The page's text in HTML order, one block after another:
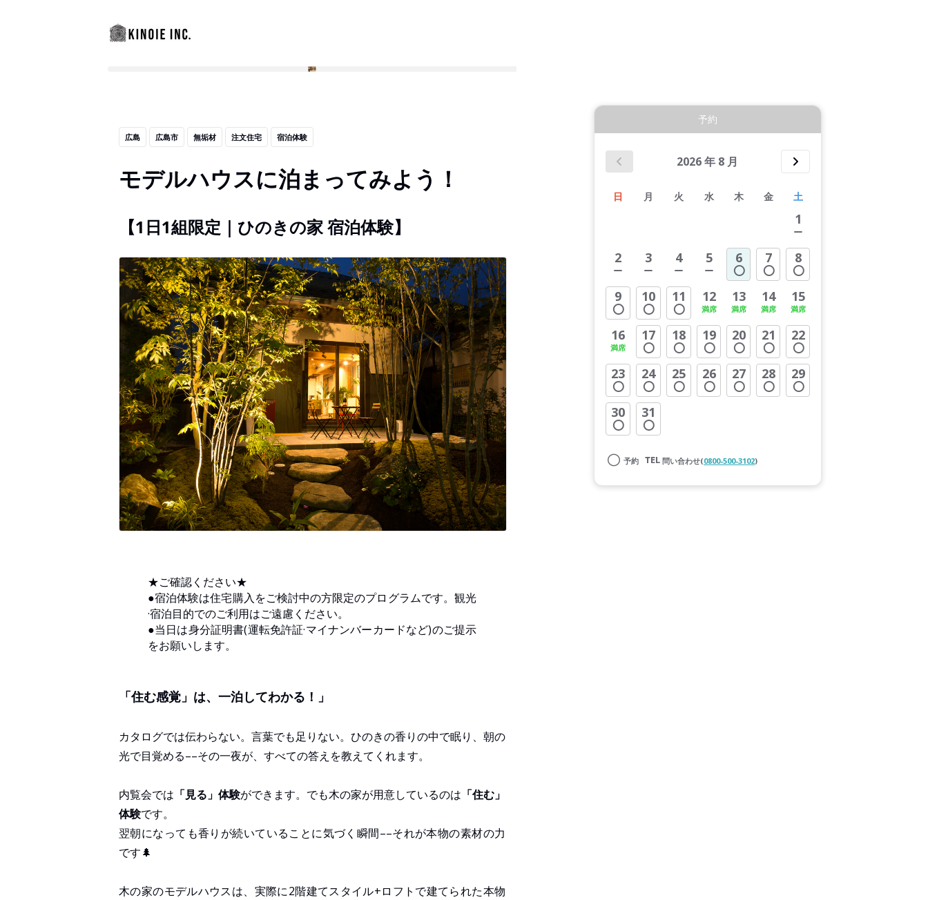
広島 広島市 無垢材 注文住宅 宿泊体験
モデルハウスに泊まってみよう！
【1日1組限定｜ひのきの家 宿泊体験】
★ご確認ください★
●宿泊体験は住宅購入をご検討中の方限定のプログラムです。観光
·宿泊目的でのご利用はご遠慮ください。
●当日は身分証明書(運転免許証·マイナンバーカードなど)のご提示
をお願いします。
「住む感覚」は、一泊してわかる！」
カタログでは伝わらない。言葉でも足りない。ひのきの香りの中で眠り、朝の
光で目覚める––その一夜が、すべての答えを教えてくれます。
内覧会では 「見る」体験ができます。でも木の家が用意しているのは 「住む」
体験です。
翌朝になっても香りが続いていることに気づく瞬間––それが本物の素材の力
です🌲
木の家のモデルハウスは、実際に2階建てスタイル+ロフトで建てられた本物
予約
2026年 8 月
日 月 火 水 木 金 土
1
2 3 4 5 6 7 8
9 10 11 12 13 14 15
16 17 18 19 20 21 22
23 24 25 26 27 28 29
30 31
予約 問い合わせ(0800-500-3102)